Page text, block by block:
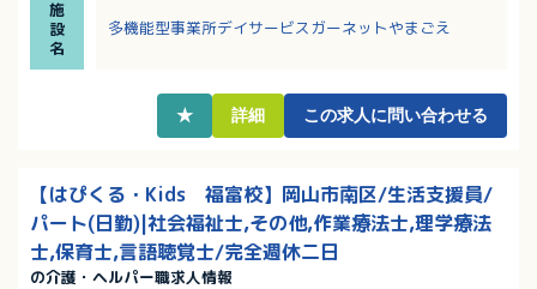
組んでいる法人です
・日曜日が固定休みの完全週休二日制でプライベート
施
設
名
多機能型事業所デイサービスガーネットやまごえ
★ 詳細 この求人に問い合わせる
【はぴくる・Kids 福富校】岡山市南区/生活支援員/
パート(日勤)|社会福祉士,その他,作業療法士,理学療法
士,保育士,言語聴覚士/完全週休二日
の介護・ヘルパー職求人情報